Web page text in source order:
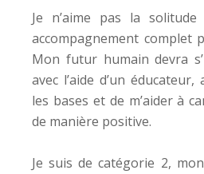
Je n’aime pas la solitude
accompagnement complet
Mon futur humain devra
avec l’aide d’un
les bases et de m’aider à
de manière positive.
Je suis de catégorie 2,